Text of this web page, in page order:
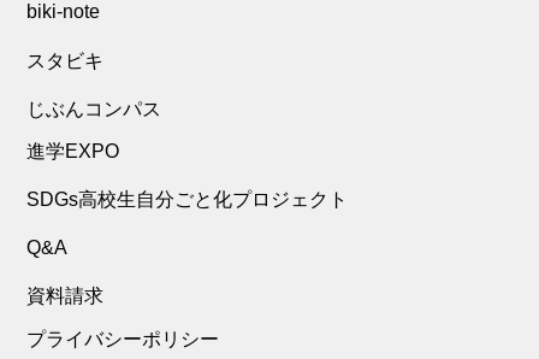
biki-note
スタビキ
じぶんコンパス
進学EXPO
SDGs高校生自分ごと化プロジェクト
Q&A
資料請求
プライバシーポリシー